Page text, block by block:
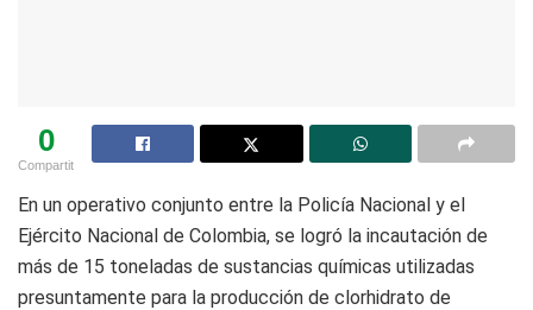
0
Compartit
En un operativo conjunto entre la Policía Nacional y el
Ejército Nacional de Colombia, se logró la incautación de
más de 15 toneladas de sustancias químicas utilizadas
presuntamente para la producción de clorhidrato de